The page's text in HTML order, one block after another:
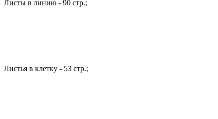
Листы в линию - 90 стр.;
Листья в клетку - 53 стр.;